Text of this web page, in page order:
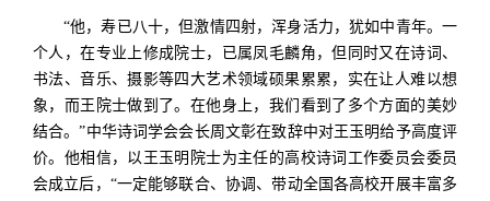
“他，寿已八十，但激情四射，浑身活力，犹如中青年。一
个人，在专业上修成院士，已属凤毛麟角，但同时又在诗词、
书法、音乐、摄影等四大艺术领域硕果累累，实在让人难以想
象，而王院士做到了。在他身上，我们看到了多个方面的美妙
结合。”中华诗词学会会长周文彰在致辞中对王玉明给予高度评
价。他相信，以王玉明院士为主任的高校诗词工作委员会委员
会成立后，“一定能够联合、协调、带动全国各高校开展丰富多